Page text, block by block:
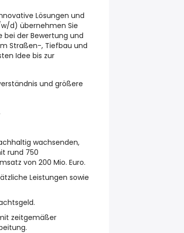
Lösungen und
d) übernehmen Sie
bei der Bewertung und
Straßen-, Tiefbau und
Idee bis zur
und größere
wachsenden,
rund 750
von 200 Mio. Euro.
Leistungen sowie
zeitgemäßer